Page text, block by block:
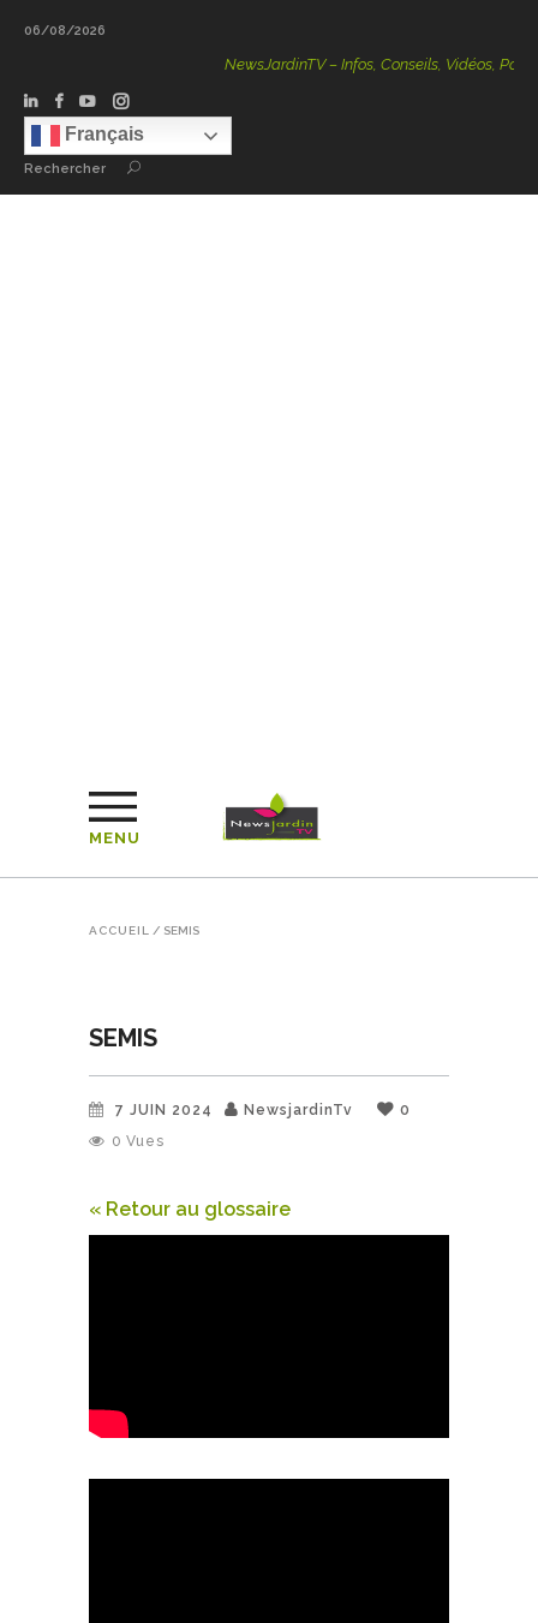
06/08/2026
NewsJardinTV – Infos, Conseils, Vidéos,
Français
Rechercher
MENU
ACCUEIL / SEMIS
SEMIS
7 JUIN 2024 NewsjardinTv
0
0 Vues
« Retour au glossaire